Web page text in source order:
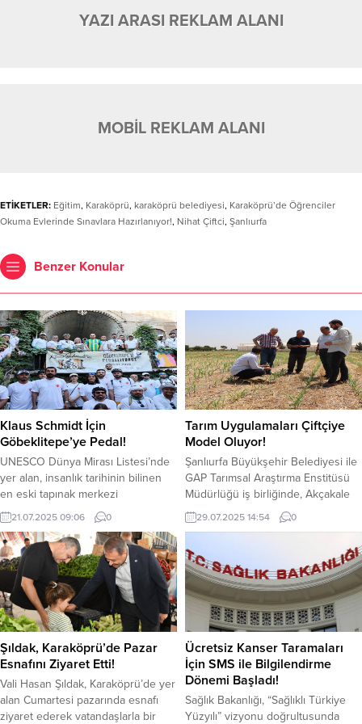
YAZI ARASI REKLAM ALANI
MOBİL REKLAM ALANI
ETİKETLER: Eğitim, Karaköprü, karaköprü belediyesi, Karaköprü’de Öğrenciler
Okuma Evlerinde Sınavlara Hazırlanıyor!, Nihat Çiftci, Şanlıurfa
Benzer Konular
Klaus Schmidt İçin
Göbeklitepe’ye Pedal!
UNESCO Dünya Mirası Listesi’nde
yer alan, insanlık tarihinin bilinen
en eski tapınak merkezi
Göbeklitepe, keşfine öncülük eden
Alman arkeolog Prof. Dr. Klaus
Schmidt’in vefatının 11. yılında
anlamlı bir etkinlikle anıldı. Şanlıurfa
Büyükşehir Belediye Başkanı
Mehmet Kasım Gülpınar da
etkinliğe bisikletiyle katılarak hem
spora hem de kültürel mirasa
verdiği önemi gözler...
21.07.2025 09:06 0
Tarım Uygulamaları Çiftçiye
Model Oluyor!
Şanlıurfa Büyükşehir Belediyesi ile
GAP Tarımsal Araştırma Enstitüsü
Müdürlüğü iş birliğinde, Akçakale
İşletmesi’nde başlatılan toprak
işlemesiz (anıza doğrudan) mısır
başarıyla devam ediyor. Yürütülen
çalışma, bölgede sürdürülebilir
tarım tekniklerinin yaygınlaştırılması
adına önemli bir örnek teşkil ediyor.
Geçtiğimiz ay buğday hasadının
hemen ardından toprak
işlenmeden doğrudan anıza mısır
ekimi...
29.07.2025 14:54 0
Şıldak, Karaköprü’de Pazar
Esnafını Ziyaret Etti!
Vali Hasan Şıldak, Karaköprü’de yer
alan Cumartesi pazarında esnafı
ziyaret ederek vatandaşlarla bir
Ücretsiz Kanser Taramaları
İçin SMS ile Bilgilendirme
Dönemi Başladı!
Sağlık Bakanlığı, “Sağlıklı Türkiye
Yüzyılı” vizyonu doğrultusunda